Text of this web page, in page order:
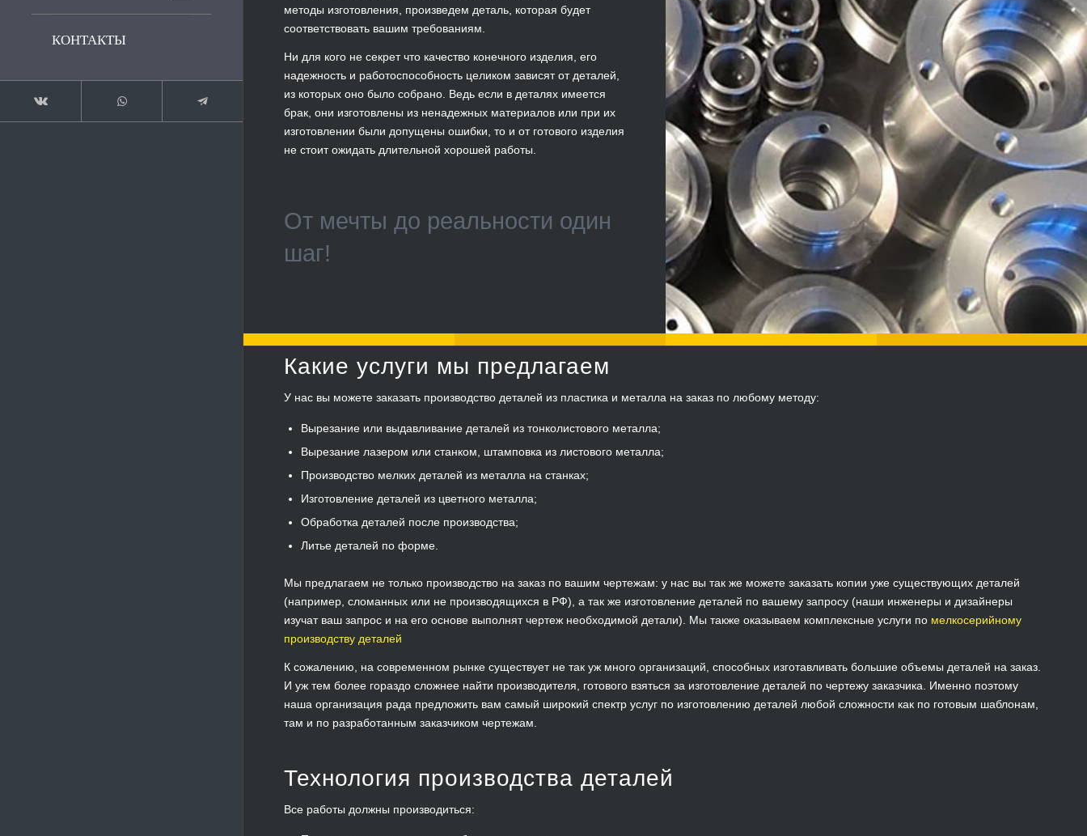
КОНТАКТЫ
методы изготовления, произведем деталь, которая будет
соответствовать вашим требованиям.
Ни для кого не секрет что качество конечного изделия, его
надежность и работоспособность целиком зависят от деталей,
из которых оно было собрано. Ведь если в деталях имеется
брак, они изготовлены из ненадежных материалов или при их
изготовлении были допущены ошибки, то и от готового изделия
не стоит ожидать длительной хорошей работы.
От мечты до реальности один
шаг!
Какие услуги мы предлагаем
У нас вы можете заказать производство деталей из пластика и металла на заказ по любому методу:
Вырезание или выдавливание деталей из тонколистового металла;
Вырезание лазером или станком, штамповка из листового металла;
Производство мелких деталей из металла на станках;
Изготовление деталей из цветного металла;
Обработка деталей после производства;
Литье деталей по форме.
Мы предлагаем не только производство на заказ по вашим чертежам: у нас вы так же можете заказать копии уже существующих деталей
(например, сломанных или не производящихся в РФ), а так же изготовление деталей по вашему запросу (наши инженеры и дизайнеры
изучат ваш запрос и на его основе выполнят чертеж необходимой детали). Мы также оказываем комплексные услуги по мелкосерийному
производству деталей
К сожалению, на современном рынке существует не так уж много организаций, способных изготавливать большие объемы деталей на заказ.
И уж тем более гораздо сложнее найти производителя, готового взяться за изготовление деталей по чертежу заказчика. Именно поэтому
наша организация рада предложить вам самый широкий спектр услуг по изготовлению деталей любой сложности как по готовым шаблонам,
там и по разработанным заказчиком чертежам.
Технология производства деталей
Все работы должны производиться: